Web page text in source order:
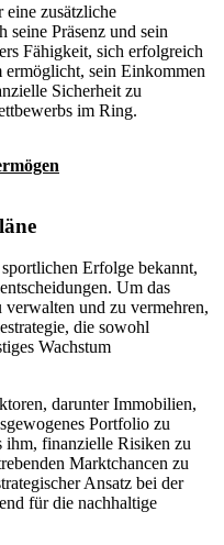
eine zusätzliche
seine Präsenz und sein
Fähigkeit, sich erfolgreich
ermöglicht, sein Einkommen
Sicherheit zu
im Ring.
Erfolge bekannt,
Um das
und zu vermehren,
die sowohl
Wachstum
darunter Immobilien,
Portfolio zu
ihm, finanzielle Risiken zu
Marktchancen zu
Ansatz bei der
für die nachhaltige